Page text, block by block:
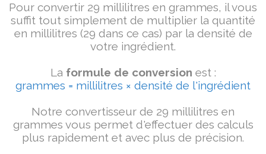
Pour convertir 29 millilitres en grammes, il vous
suffit tout simplement de multiplier la quantité
en millilitres (29 dans ce cas) par la densité de
votre ingrédient.
La formule de conversion est :
grammes = millilitres × densité de l'ingrédient
Notre convertisseur de 29 millilitres en
grammes vous permet d'effectuer des calculs
plus rapidement et avec plus de précision.